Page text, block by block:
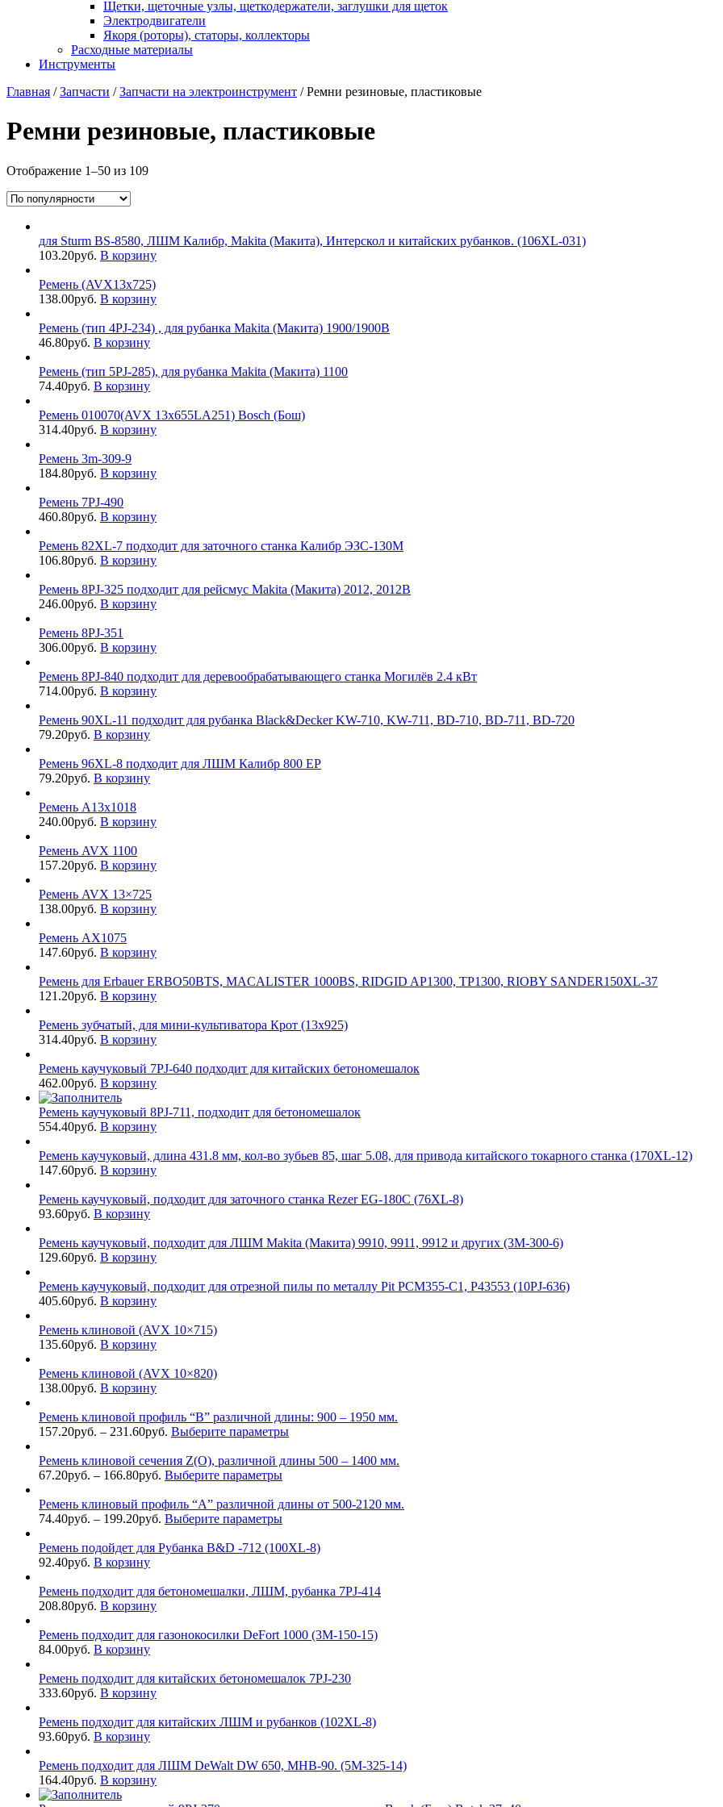
Щетки, щеточные узлы, щеткодержатели, заглушки для щеток
Электродвигатели
Якоря (роторы), статоры, коллекторы
Расходные материалы
Инструменты
Главная /Запчасти /Запчасти на электроинструмент / Ремни резиновые, пластиковые
Ремни резиновые, пластиковые
Отображение 1–50 из 109
для Sturm BS-8580, ЛШМ Калибр, Makita (Макита), Интерскол и китайских рубанков. (106XL-031)
103.20руб. В корзину
Ремень (AVX13x725)
138.00руб. В корзину
Ремень (тип 4PJ-234) , для рубанка Makita (Макита) 1900/1900B
46.80руб. В корзину
Ремень (тип 5PJ-285), для рубанка Makita (Макита) 1100
74.40руб. В корзину
Ремень 010070(AVX 13x655LA251) Bosch (Бош)
314.40руб. В корзину
Ремень 3m-309-9
184.80руб. В корзину
Ремень 7PJ-490
460.80руб. В корзину
Ремень 82XL-7 подходит для заточного станка Калибр ЭЗС-130М
106.80руб. В корзину
Ремень 8PJ-325 подходит для рейсмус Makita (Макита) 2012, 2012В
246.00руб. В корзину
Ремень 8PJ-351
306.00руб. В корзину
Ремень 8PJ-840 подходит для деревообрабатывающего станка Могилёв 2.4 кВт
714.00руб. В корзину
Ремень 90XL-11 подходит для рубанка Black&Decker KW-710, KW-711, BD-710, BD-711, BD-720
79.20руб. В корзину
Ремень 96XL-8 подходит для ЛШМ Калибр 800 EP
79.20руб. В корзину
Ремень A13x1018
240.00руб. В корзину
Ремень AVX 1100
157.20руб. В корзину
Ремень AVX 13×725
138.00руб. В корзину
Ремень AX1075
147.60руб. В корзину
Ремень для Erbauer ERBO50BTS, MACALISTER 1000BS, RIDGID AP1300, TP1300, RIOBY SANDER150XL-37
121.20руб. В корзину
Ремень зубчатый, для мини-культиватора Крот (13х925)
314.40руб. В корзину
Ремень каучуковый 7PJ-640 подходит для китайских бетономешалок
462.00руб. В корзину
Ремень каучуковый 8PJ-711, подходит для бетономешалок
554.40руб. В корзину
Ремень каучуковый, длина 431.8 мм, кол-во зубьев 85, шаг 5.08, для привода китайского токарного станка (170XL-12)
147.60руб. В корзину
Ремень каучуковый, подходит для заточного станка Rezer EG-180C (76XL-8)
93.60руб. В корзину
Ремень каучуковый, подходит для ЛШМ Makita (Макита) 9910, 9911, 9912 и других (3M-300-6)
129.60руб. В корзину
Ремень каучуковый, подходит для отрезной пилы по металлу Pit PCM355-C1, P43553 (10PJ-636)
405.60руб. В корзину
Ремень клиновой (AVX 10×715)
135.60руб. В корзину
Ремень клиновой (AVX 10×820)
138.00руб. В корзину
Ремень клиновой профиль “B” различной длины: 900 – 1950 мм.
157.20руб. – 231.60руб. Выберите параметры
Ремень клиновой сечения Z(О), различной длины 500 – 1400 мм.
67.20руб. – 166.80руб. Выберите параметры
Ремень клиновый профиль “А” различной длины от 500-2120 мм.
74.40руб. – 199.20руб. Выберите параметры
Ремень подойдет для Рубанка B&D -712 (100XL-8)
92.40руб. В корзину
Ремень подходит для бетономешалки, ЛШМ, рубанка 7PJ-414
208.80руб. В корзину
Ремень подходит для газонокосилки DeFort 1000 (3M-150-15)
84.00руб. В корзину
Ремень подходит для китайских бетономешалок 7PJ-230
333.60руб. В корзину
Ремень подходит для китайских ЛШМ и рубанков (102XL-8)
93.60руб. В корзину
Ремень подходит для ЛШМ DeWalt DW 650, MHB-90. (5M-325-14)
164.40руб. В корзину